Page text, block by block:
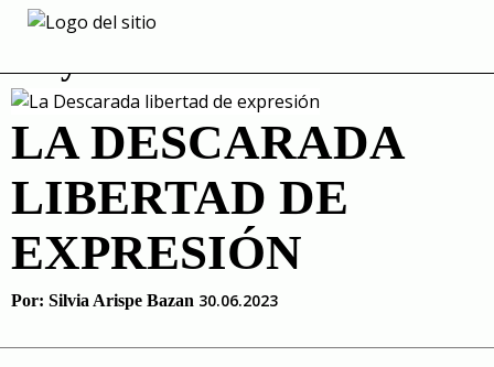
Skip
LA DESCARADA
LIBERTAD DE
EXPRESIÓN
Por: Silvia Arispe Bazan 30.06.2023